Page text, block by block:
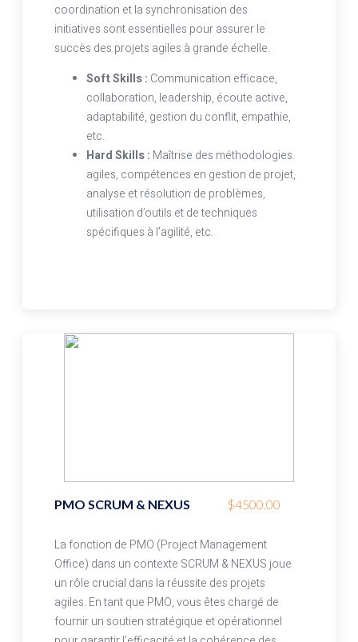
coordination et la synchronisation des
initiatives sont essentielles pour assurer le
succès des projets agiles à grande échelle.
Soft Skills : Communication efficace,
collaboration, leadership, écoute active,
adaptabilité, gestion du conflit, empathie,
etc.
Hard Skills : Maîtrise des méthodologies
agiles, compétences en gestion de projet,
analyse et résolution de problèmes,
utilisation d’outils et de techniques
spécifiques à l’agilité, etc.
PMO SCRUM & NEXUS $4500.00
La fonction de PMO (Project Management
Office) dans un contexte SCRUM & NEXUS joue
un rôle crucial dans la réussite des projets
agiles. En tant que PMO, vous êtes chargé de
fournir un soutien stratégique et opérationnel